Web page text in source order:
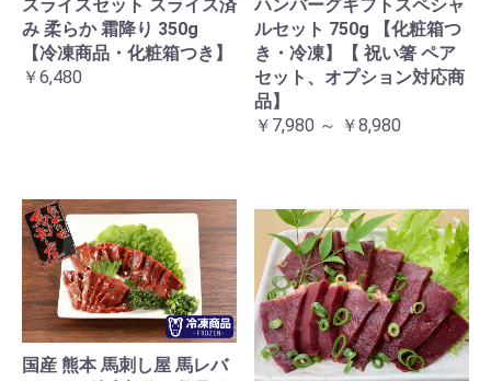
スライスセット スライス済
み 柔らか 霜降り 350g
【冷凍商品・化粧箱つき】
￥6,480
ハンバーグギフトスペシャ
ルセット 750g 【化粧箱つ
き・冷凍】【 祝い箸 ペア
セット、オプション対応商
品】
￥7,980 ～ ￥8,980
国産 熊本 馬刺し屋 馬レバ